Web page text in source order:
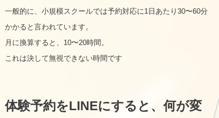
一般的に、小規模スクールでは予約対応に1日あたり30〜60分
かかると言われています。
月に換算すると、10〜20時間。
これは決して無視できない時間です
体験予約をLINEにすると、何が変